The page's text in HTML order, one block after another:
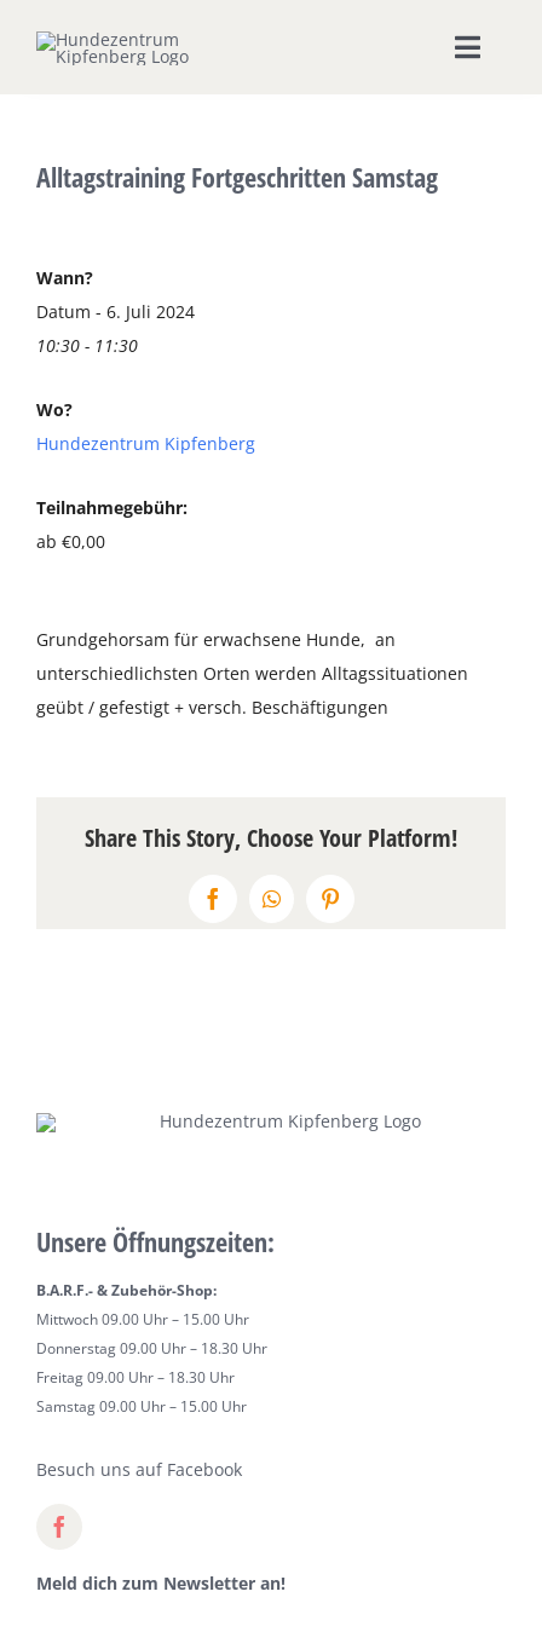
Inhalt
Toggle
Seminare & Workshops
Unsere Shops
Ernährungsberatung
Terminkalender
Kontakt & Anfahrt
Alltagstraining Fortgeschritten Samstag
Wann?
Datum - 6. Juli 2024
10:30 - 11:30
Wo?
Hundezentrum Kipfenberg
Teilnahmegebühr:
ab €0,00
Grundgehorsam für erwachsene Hunde, an
unterschiedlichsten Orten werden Alltagssituationen
geübt / gefestigt + versch. Beschäftigungen
Share This Story, Choose Your Platform!
FacebookWhatsAppPinterest
Unsere Öffnungszeiten:
B.A.R.F.- & Zubehör-Shop:
Mittwoch 09.00 Uhr – 15.00 Uhr
Donnerstag 09.00 Uhr – 18.30 Uhr
Freitag 09.00 Uhr – 18.30 Uhr
Samstag 09.00 Uhr – 15.00 Uhr
Besuch uns auf Facebook
Meld dich zum Newsletter an!